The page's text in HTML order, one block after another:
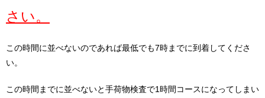
さい。
この時間に並べないのであれば最低でも7時までに到着してくださ
い。
この時間までに並べないと手荷物検査で1時間コースになってしまい